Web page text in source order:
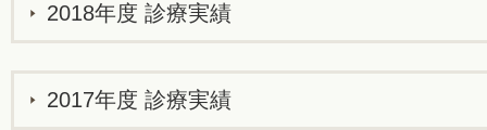
2018年度 診療実績
2017年度 診療実績